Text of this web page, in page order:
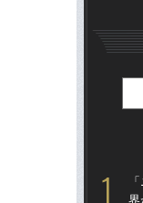
界